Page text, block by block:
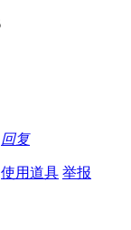
回复
使用道具 举报